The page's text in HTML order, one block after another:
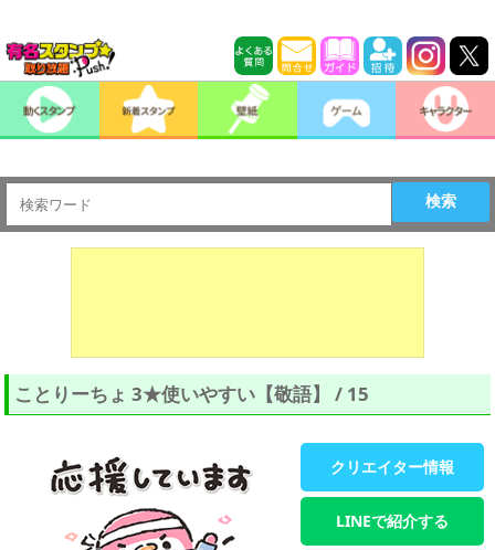
検索
ことりーちょ 3★使いやすい【敬語】 / 15
クリエイター情報
LINEで紹介する